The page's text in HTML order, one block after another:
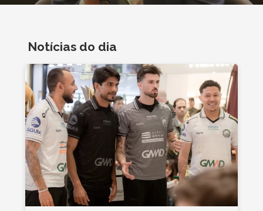
Notícias do dia